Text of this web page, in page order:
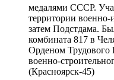
медалями СССР.
территории
затем Подстдама.
комбината 817 в
Орденом Трудового
военно-
(Красноярск-45)